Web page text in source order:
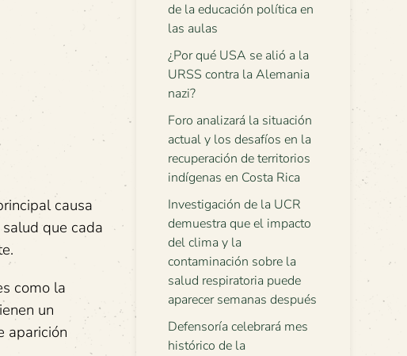
causa
que cada
como la
un
aparición
de la educación política en
las aulas
¿Por qué USA se alió a la
URSS contra la Alemania
nazi?
Foro analizará la situación
actual y los desafíos en la
recuperación de territorios
indígenas en Costa Rica
Investigación de la UCR
demuestra que el impacto
del clima y la
contaminación sobre la
salud respiratoria puede
aparecer semanas después
Defensoría celebrará mes
histórico de la